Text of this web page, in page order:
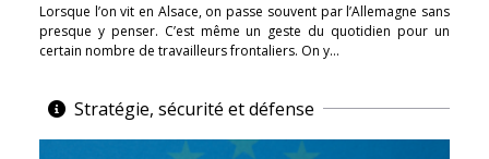
Lorsque l’on vit en Alsace, on passe souvent par l’Allemagne sans
presque y penser. C’est même un geste du quotidien pour un
certain nombre de travailleurs frontaliers. On y...
Stratégie, sécurité et défense